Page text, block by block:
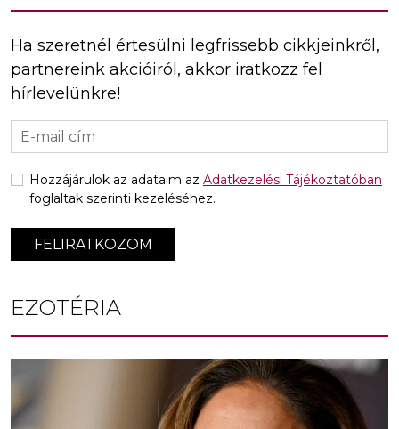
Ha szeretnél értesülni legfrissebb cikkjeinkről,
partnereink akcióiról, akkor iratkozz fel
hírlevelünkre!
FELIRATKOZOM
Hozzájárulok az adataim az Adatkezelési Tájékoztatóban
foglaltak szerinti kezeléséhez.
EZOTÉRIA